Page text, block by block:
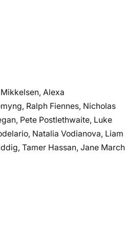
Alexa
Ralph Fiennes, Nicholas
Pete Postlethwaite, Luke
Natalia Vodianova, Liam
Tamer Hassan, Jane March